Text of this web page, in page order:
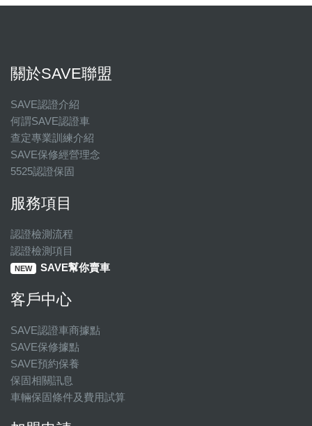
關於SAVE聯盟
SAVE認證介紹
何謂SAVE認證車
查定專業訓練介紹
SAVE保修經營理念
5525認證保固
服務項目
認證檢測流程
認證檢測項目
NEW SAVE幫你賣車
客戶中心
SAVE認證車商據點
SAVE保修據點
SAVE預約保養
保固相關訊息
車輛保固條件及費用試算